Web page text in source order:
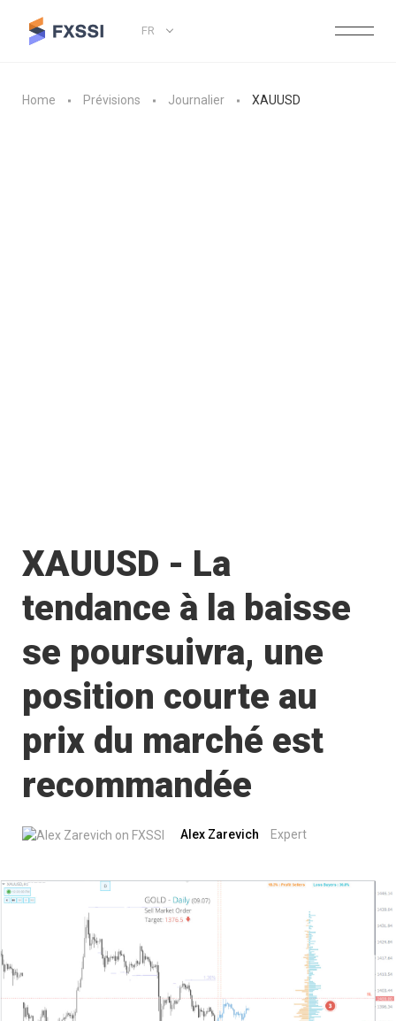
FR
Home Prévisions Journalier XAUUSD
XAUUSD - La
tendance à la baisse
se poursuivra, une
position courte au
prix du marché est
recommandée
Alex Zarevich Expert